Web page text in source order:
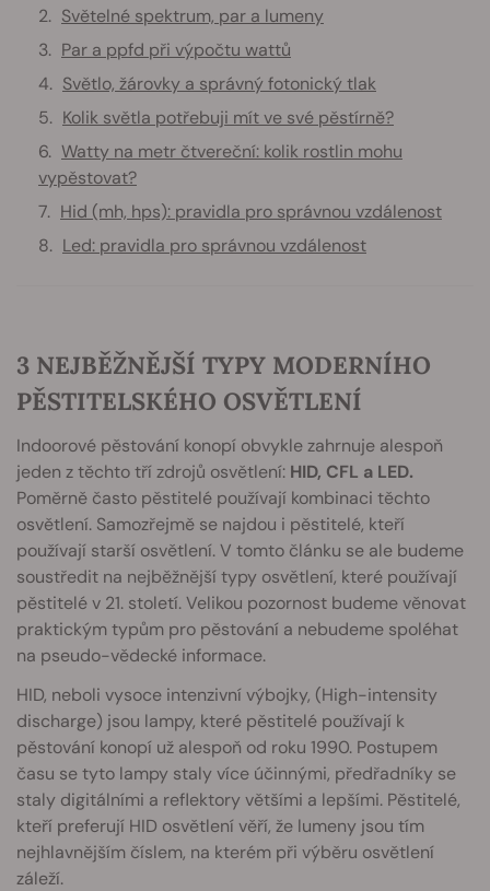
Světelné spektrum, par a lumeny
Par a ppfd při výpočtu wattů
Světlo, žárovky a správný fotonický tlak
Kolik světla potřebuji mít ve své pěstírně?
Watty na metr čtvereční: kolik rostlin mohu
vypěstovat?
Hid (mh, hps): pravidla pro správnou vzdálenost
Led: pravidla pro správnou vzdálenost
3 NEJBĚŽNĚJŠÍ TYPY MODERNÍHO
PĚSTITELSKÉHO OSVĚTLENÍ
Indoorové pěstování konopí obvykle zahrnuje alespoň
jeden z těchto tří zdrojů osvětlení: HID, CFL a LED.
Poměrně často pěstitelé používají kombinaci těchto
osvětlení. Samozřejmě se najdou i pěstitelé, kteří
používají starší osvětlení. V tomto článku se ale budeme
soustředit na nejběžnější typy osvětlení, které používají
pěstitelé v 21. století. Velikou pozornost budeme věnovat
praktickým typům pro pěstování a nebudeme spoléhat
na pseudo-vědecké informace.
HID, neboli vysoce intenzivní výbojky, (High-intensity
discharge) jsou lampy, které pěstitelé používají k
pěstování konopí už alespoň od roku 1990. Postupem
času se tyto lampy staly více účinnými, předřadníky se
staly digitálními a reflektory většími a lepšími. Pěstitelé,
kteří preferují HID osvětlení věří, že lumeny jsou tím
nejhlavnějším číslem, na kterém při výběru osvětlení
záleží.